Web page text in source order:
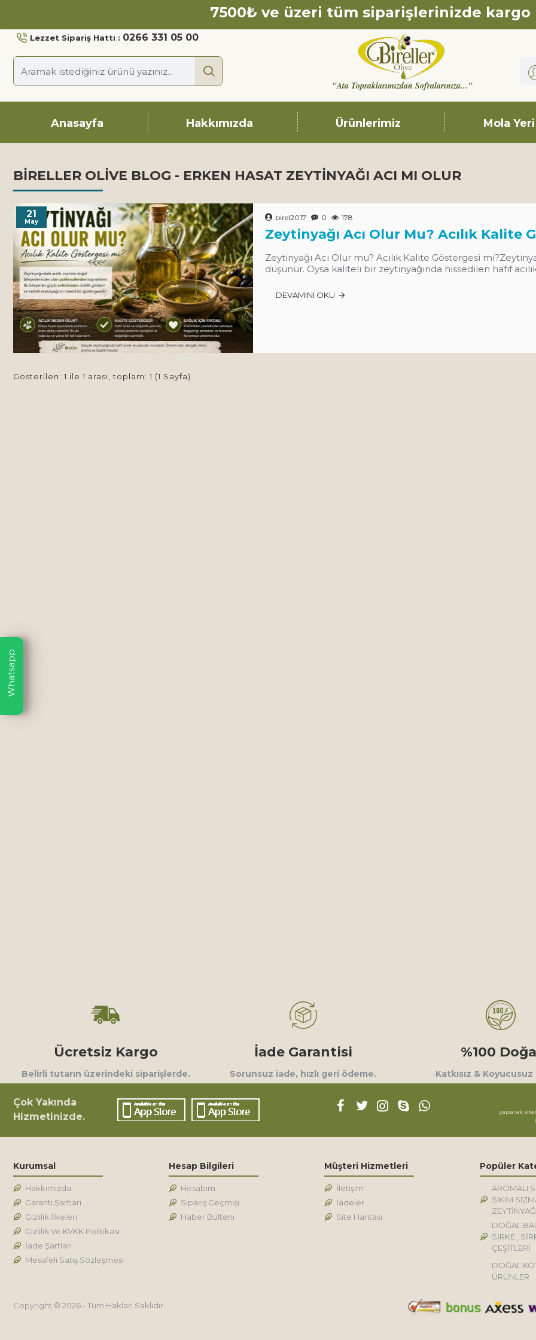
7500₺ ve üzeri tüm siparişlerinizde kargo
Lezzet Sipariş Hattı : 0266 331 05 00
"Ata Topraklarımızdan Sofralarınıza..."
Anasayfa Hakkımızda Ürünlerimiz Mola Yeri
BIRELLER OLIVE BLOG - ERKEN HASAT ZEYTINYAĞI ACI MI OLUR
21
May birel2017 0 178
Zeytinyağı Acı Olur Mu? Acılık Kalite
Zeytinyağı Acı Olur mu? Acılık Kalite Göstergesi
düşünür. Oysa kaliteli bir zeytinyağında hissedilen hafif
DEVAMINI OKU
Gösterilen: 1 ile 1 arası, toplam: 1 (1 Sayfa)
Ücretsiz Kargo
Belirli tutarın üzerindeki siparişlerde.
İade Garantisi
Sorunsuz iade, hızlı geri ödeme.
%100
Katkısız &
Çok Yakında
Hizmetinizde.
yaparak
Kurumsal
Hakkımızda
Garanti Şartları
Gizlilik İlkeleri
Gizlilik Ve KVKK Politikası
İade Şartları
Mesafeli Satış Sözleşmesi
Hesap Bilgileri
Hesabım
Sipariş Geçmişi
Haber Bülteni
Müşteri Hizmetleri
İletişim
İadeler
Site Haritası
Popüler
AROMALI
SIKIM
DOĞAL
SİRKE ,
ÇEŞİTLERİ
Copyright © 2026 - Tüm Hakları Saklıdır.
Whatsapp